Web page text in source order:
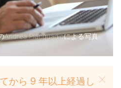
Andrea Piacquadioによる写真
から 9 年以上経過し